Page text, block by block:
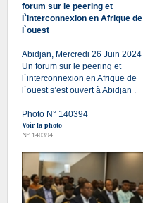
forum sur le peering et
l`interconnexion en Afrique de
l`ouest
Abidjan, Mercredi 26 Juin 2024 .
Un forum sur le peering et
l`interconnexion en Afrique de
l`ouest s’est ouvert à Abidjan .
Photo N° 140394
Voir la photo
N° 140394